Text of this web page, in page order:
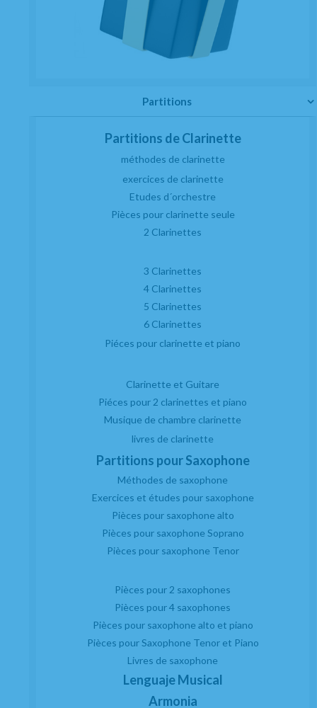
Partitions
Partitions de Clarinette
méthodes de clarinette
exercices de clarinette
Etudes d´orchestre
Pièces pour clarinette seule
2 Clarinettes
3 Clarinettes
4 Clarinettes
5 Clarinettes
6 Clarinettes
Piéces pour clarinette et piano
Clarinette et Guitare
Piéces pour 2 clarinettes et piano
Musique de chambre clarinette
livres de clarinette
Partitions pour Saxophone
Méthodes de saxophone
Exercices et études pour saxophone
Pièces pour saxophone alto
Pièces pour saxophone Soprano
Pièces pour saxophone Tenor
Pièces pour 2 saxophones
Pièces pour 4 saxophones
Pièces pour saxophone alto et piano
Pièces pour Saxophone Tenor et Piano
Livres de saxophone
Lenguaje Musical
Armonia